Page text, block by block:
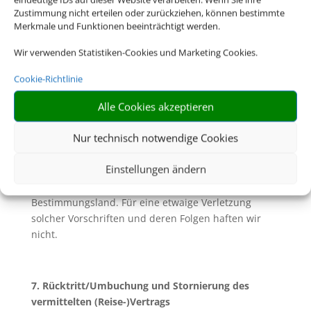
Zustimmung nicht erteilen oder zurückziehen, können bestimmte
Merkmale und Funktionen beeinträchtigt werden.
Wir verwenden Statistiken-Cookies und Marketing Cookies.
Cookie-Richtlinie
Alle Cookies akzeptieren
Nur technisch notwendige Cookies
Einstellungen ändern
Bestimmungslandes, sowie die ungefähren Fristen
der Erlangung von Visa sowie
gesundheitspolizeiliche Formalitäten unterrichtet.
6.2. Soweit mit Ihnen nicht ausdrücklich vereinbart,
sind Sie für die Einhaltung dieser Pass- und
Visumserfordernisse sowie der
gesundheitspolizeilichen Formalitäten und aller
weiteren für die Durchführung der Reise geltenden
verantwortlich. Dazu gehört insbesondere die
Bestimmungsland. Für eine etwaige Verletzung
solcher Vorschriften und deren Folgen haften wir
nicht.
7. Rücktritt/Umbuchung und Stornierung des
vermittelten (Reise-)Vertrags